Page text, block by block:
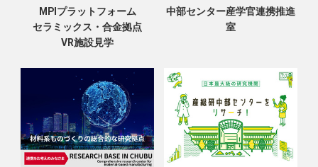
MPIプラットフォーム
セラミックス・合金拠点
VR施設見学
中部センター産学官連携推進
室